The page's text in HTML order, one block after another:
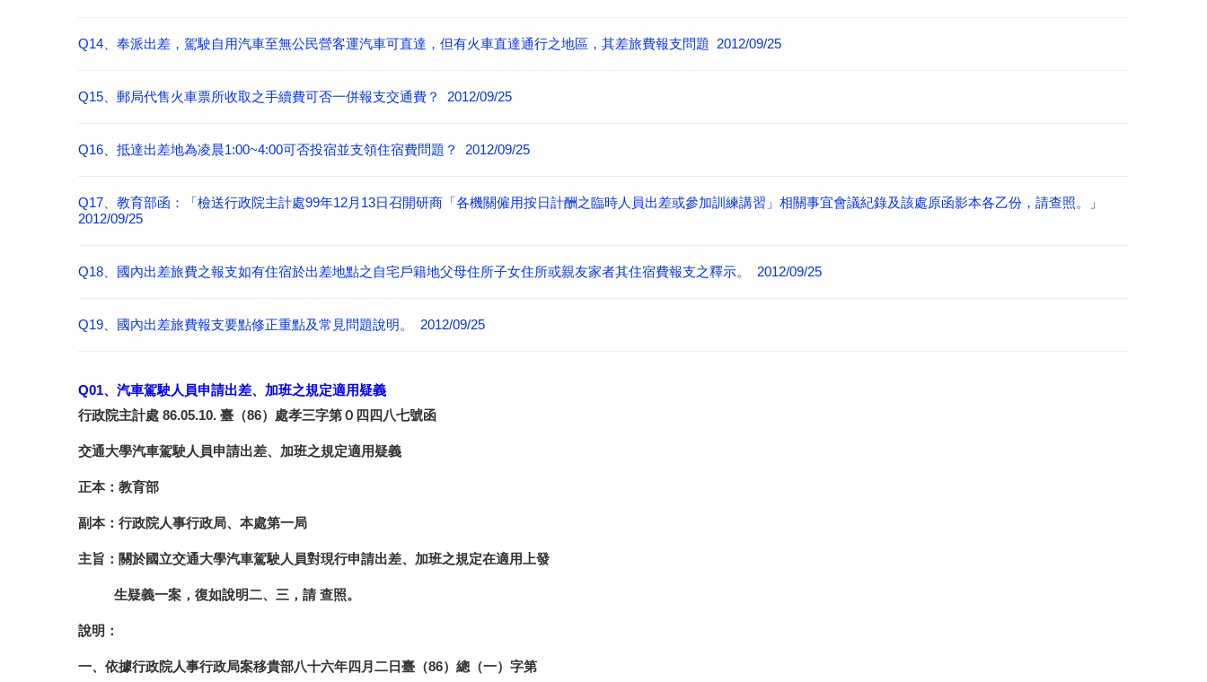
Q14、奉派出差，駕駛自用汽車至無公民營客運汽車可直達，但有火車直達通行之地區，其差旅費報支問題 2012/09/25
Q15、郵局代售火車票所收取之手續費可否一併報支交通費？ 2012/09/25
Q16、抵達出差地為凌晨1:00~4:00可否投宿並支領住宿費問題？ 2012/09/25
Q17、教育部函：「檢送行政院主計處99年12月13日召開研商「各機關僱用按日計酬之臨時人員出差或參加訓練講習」相關事宜會議紀錄及該處原函影本各乙份，請查照。」
2012/09/25
Q18、國內出差旅費之報支如有住宿於出差地點之自宅戶籍地父母住所子女住所或親友家者其住宿費報支之釋示。 2012/09/25
Q19、國內出差旅費報支要點修正重點及常見問題說明。 2012/09/25
Q01、汽車駕駛人員申請出差、加班之規定適用疑義
行政院主計處 86.05.10. 臺（86）處孝三字第０四四八七號函
交通大學汽車駕駛人員申請出差、加班之規定適用疑義
正本：教育部
副本：行政院人事行政局、本處第一局
主旨：關於國立交通大學汽車駕駛人員對現行申請出差、加班之規定在適用上發
生疑義一案，復如說明二、三，請 查照。
說明：
一、依據行政院人事行政局案移貴部八十六年四月二日臺（86）總（一）字第